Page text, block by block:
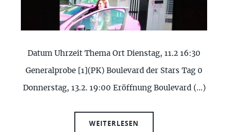
Datum Uhrzeit Thema Ort Dienstag, 11.2 16:30
Generalprobe [1](PK) Boulevard der Stars Tag 0
Donnerstag, 13.2. 19:00 Eröffnung Boulevard (…)
WEITERLESEN